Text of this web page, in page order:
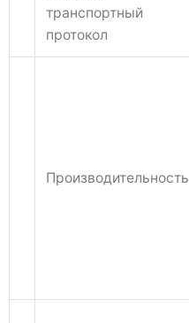
транспортный
протокол
Производительность